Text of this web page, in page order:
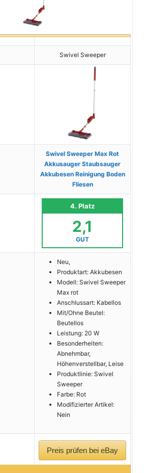
Swivel Sweeper
Swivel Sweeper Max Rot
Akkusauger Staubsauger
Akkubesen Reinigung Boden
Fliesen
4. Platz
2,1
GUT
Neu,
Produktart: Akkubesen
Modell: Swivel Sweeper
Max rot
Anschlussart: Kabellos
Mit/Ohne Beutel:
Beutellos
Leistung: 20 W
Besonderheiten:
Abnehmbar,
Höhenverstellbar, Leise
Produktlinie: Swivel
Sweeper
Farbe: Rot
Modifizierter Artikel:
Nein
Preis prüfen bei eBay